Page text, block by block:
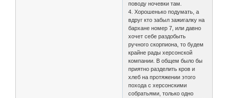
поводу ночевки там.
4. Хорошенько подумать, а
вдруг кто забыл зажигалку на
бархане номер 7, или давно
хочет себе раздобыть
ручного скорпиона, то будем
крайне рады херсонской
компании. В общем было бы
приятно разделить кров и
хлеб на протяжении этого
похода с херсонскими
собратьями, только одно